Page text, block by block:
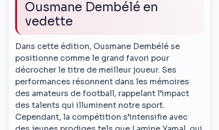
Ousmane Dembélé en
vedette
Dans cette édition, Ousmane Dembélé se
positionne comme le grand favori pour
décrocher le titre de meilleur joueur. Ses
performances résonnent dans les mémoires
des amateurs de football, rappelant l’impact
des talents qui illuminent notre sport.
Cependant, la compétition s’intensifie avec